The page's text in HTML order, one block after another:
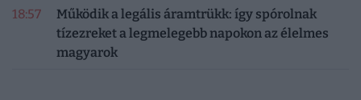
18:57
Működik a legális áramtrükk: így spórolnak
tízezreket a legmelegebb napokon az élelmes
magyarok